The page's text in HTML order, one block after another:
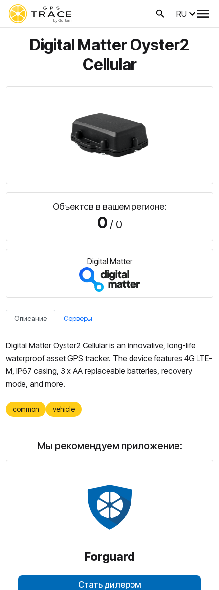
RU
Digital Matter Oyster2
Cellular
Объектов в вашем регионе:
0 / 0
Digital Matter
Описание Серверы
Digital Matter Oyster2 Cellular is an innovative, long-life
waterproof asset GPS tracker. The device features 4G LTE-
M, IP67 casing, 3 x AA replaceable batteries, recovery
mode, and more.
common vehicle
Мы рекомендуем приложение:
Forguard
Стать дилером